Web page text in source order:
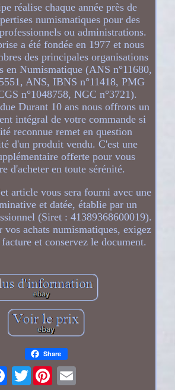
réalise chaque année près de
numismatiques pour des
ou administrations.
a été fondée en 1977 et nous
des principales organisations
en Numismatique (ANS n°11680,
ANS, IBNS n°11418, PMG
n°1048758, NGC n°3721).
Durant 10 ans nous offrons un
intégral de votre commande si
reconnue remet en question
d'un produit vendu. C'est une
offerte pour vous
d'acheter en toute sérénité.
article vous sera fourni avec une
et datée, établie par un
(Siret : 41389368600019).
vos achats numismatiques, exigez
et conservez le document.
Share
Twitter